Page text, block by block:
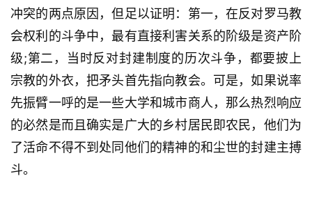
冲突的两点原因，但足以证明：第一，在反对罗马教
会权利的斗争中，最有直接利害关系的阶级是资产阶
级;第二，当时反对封建制度的历次斗争，都要披上
宗教的外衣，把矛头首先指向教会。可是，如果说率
先振臂一呼的是一些大学和城市商人，那么热烈响应
的必然是而且确实是广大的乡村居民即农民，他们为
了活命不得不到处同他们的精神的和尘世的封建主搏
斗。